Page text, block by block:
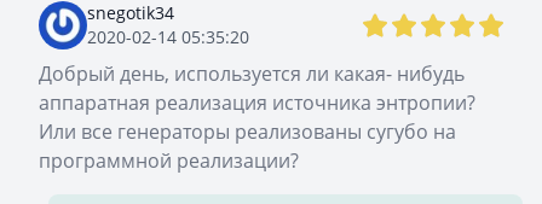
snegotik34
2020-02-14 05:35:20
Добрый день, используется ли какая- нибудь
аппаратная реализация источника энтропии?
Или все генераторы реализованы сугубо на
программной реализации?